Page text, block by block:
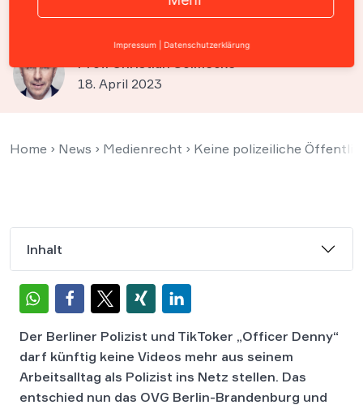
Denny“?
Prof. Christian Solmecke
18. April 2023
Home › News › Medienrecht › Keine polizeiliche
Inhalt
Der Berliner Polizist und TikToker „Officer Denny“
darf künftig keine Videos mehr aus seinem
Arbeitsalltag als Polizist ins Netz stellen. Das
entschied nun das OVG Berlin-Brandenburg und
Impressum Datenschutzerklärung